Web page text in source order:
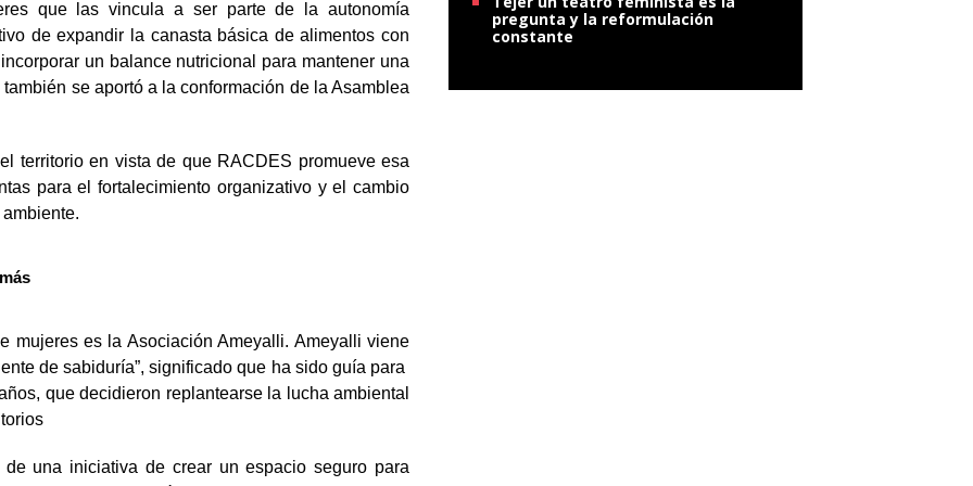
que las vincula a ser parte de la autonomía
de expandir la canasta básica de alimentos con
un balance nutricional para mantener una
se aportó a la conformación de la Asamblea
territorio en vista de que RACDES promueve esa
para el fortalecimiento organizativo y el cambio
mujeres es la Asociación Ameyalli. Ameyalli viene
de sabiduría”, significado que ha sido guía para
que decidieron replantearse la lucha ambiental
una iniciativa de crear un espacio seguro para
pregunta y la reformulación
constante